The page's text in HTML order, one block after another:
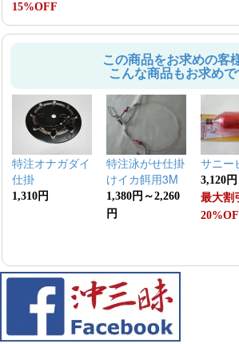
15%OFF
この商品をお求めの客
こんな商品もお求め
特注オナガダイ
仕掛
1,310円
特注泳がせ仕掛
けイカ餌用3M
1,380円～2,260
円
サニー
3,120円
最大割